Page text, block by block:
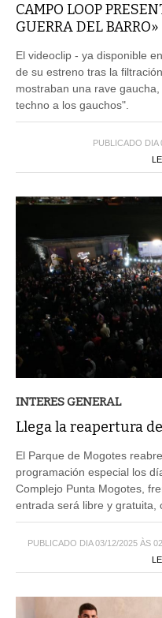
CAMPO LOOP
GUERRA DEL BARRO»
El videoclip - ya disponible
de su estreno tras la
mostraban una rave
techno a los gauchos".
PUBLICADO DIA
INTERES GENERAL
Llega la reapertura
El Parque de Mogotes
programación especial los
Complejo Punta Mogotes,
entrada será libre y gratuita,
PUBLICADO DIA 03/12/2025 ÀS